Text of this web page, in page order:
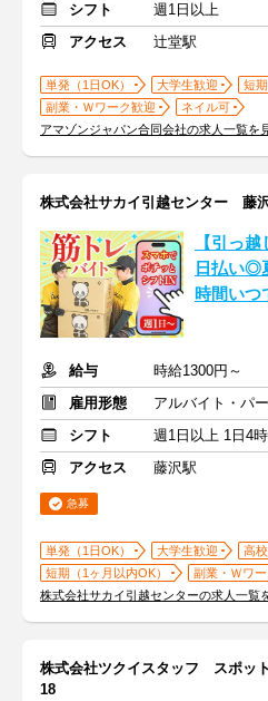
シフト
週1日以上
アクセス
辻堂駅
単発（1日OK） 大学生歓迎
短
副業・Ｗワーク歓迎
ネイル可
アマゾンジャパン合同会社の求人一覧を
株式会社サカイ引越センター 藤沢
【引っ
日払い◎
時間いつ
給与
時給1300円～
雇用形態
アルバイト・パ
シフト
週1日以上 1日4
アクセス
藤沢駅
急募
単発（1日OK） 大学生歓迎
高
短期（1ヶ月以内OK）
副業・Ｗワ
株式会社サカイ引越センターの求人一覧
株式会社ツクイスタッフ スポッ
18